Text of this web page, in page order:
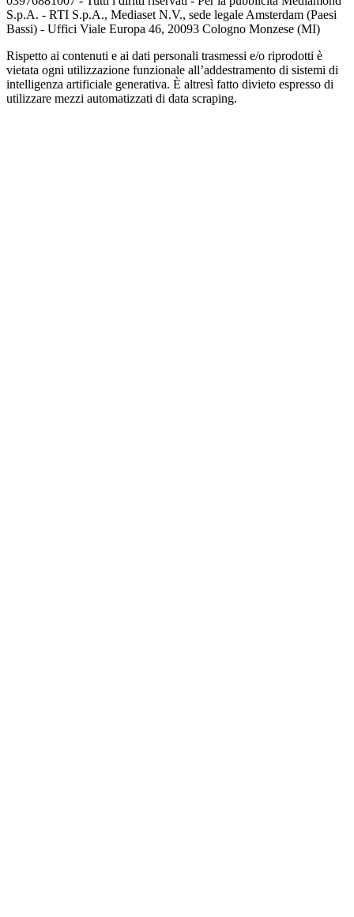
S.p.A. - RTI S.p.A., Mediaset N.V., sede legale Amsterdam (Paesi
Bassi) - Uffici Viale Europa 46, 20093 Cologno Monzese (MI)
Rispetto ai contenuti e ai dati personali trasmessi e/o riprodotti è
vietata ogni utilizzazione funzionale all’addestramento di sistemi di
intelligenza artificiale generativa. È altresì fatto divieto espresso di
utilizzare mezzi automatizzati di data scraping.